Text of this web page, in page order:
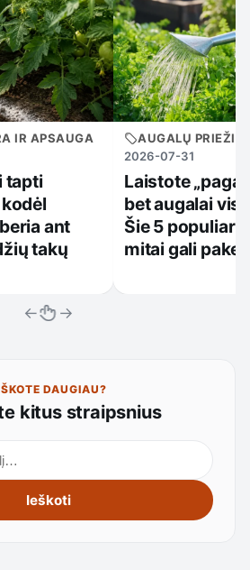
IR APSAUGA
tapti
ant
takų
AUGALŲ
2026-07-31
Laistote
bet augalai vis
Šie 5
mitai gali
← →
DAUGIAU?
kitus straipsnius
Ieškoti